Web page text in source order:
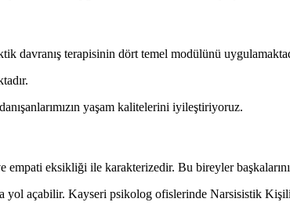
davranış terapisinin dört temel modülünü
yaşam kalitelerini iyileştiriyoruz.
eksikliği ile karakterizedir. Bu bireyler
yol açabilir. Kayseri psikolog ofislerinde Narsisistik